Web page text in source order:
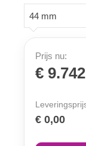
44 mm
Prijs nu:
€
€ 0,00